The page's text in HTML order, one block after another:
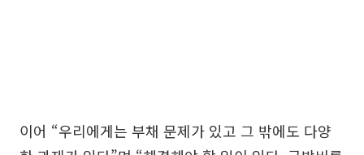
이어 “우리에게는 부채 문제가 있고 그 밖에도 다양